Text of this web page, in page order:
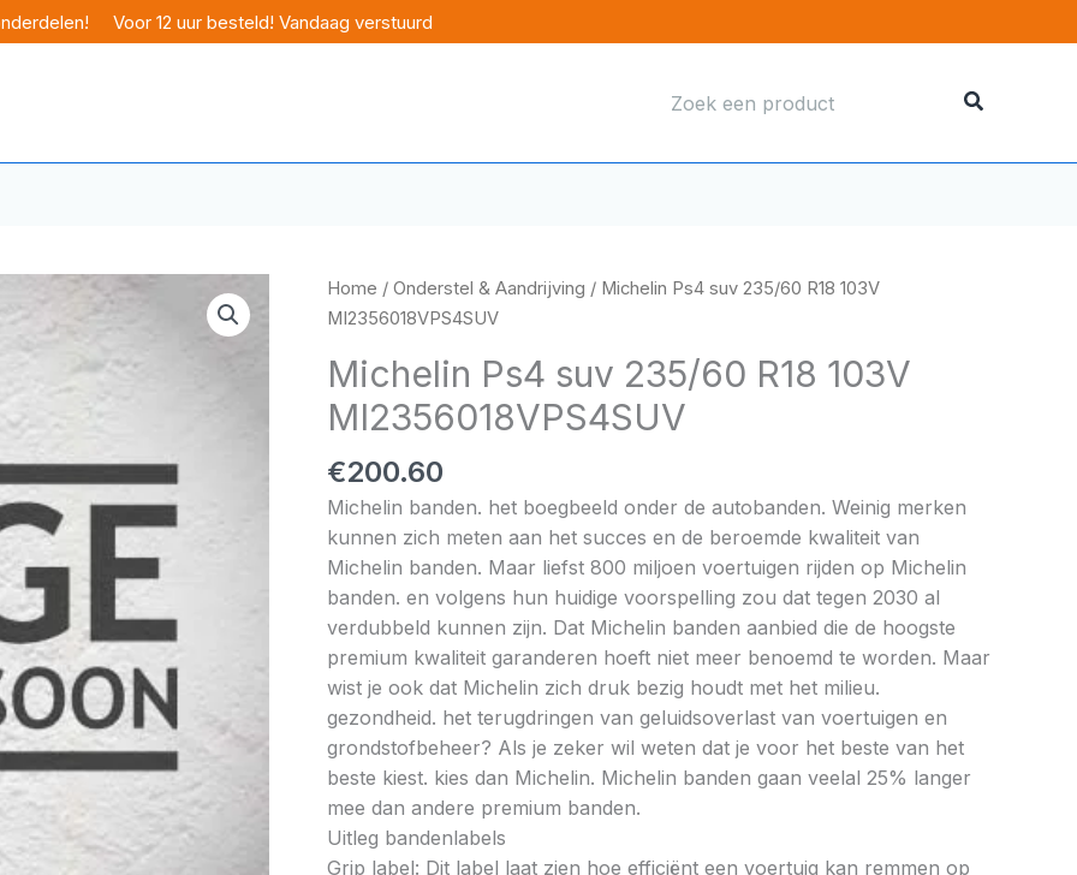
Voor 12 uur besteld! Vandaag verstuurd
naar:
Home / Onderstel & Aandrijving / Michelin Ps4 suv 235/60 R18 103V
MI2356018VPS4SUV
Michelin Ps4 suv 235/60 R18 103V
MI2356018VPS4SUV
€200.60
Michelin banden. het boegbeeld onder de autobanden. Weinig merken
kunnen zich meten aan het succes en de beroemde kwaliteit van
Michelin banden. Maar liefst 800 miljoen voertuigen rijden op Michelin
banden. en volgens hun huidige voorspelling zou dat tegen 2030 al
verdubbeld kunnen zijn. Dat Michelin banden aanbied die de hoogste
premium kwaliteit garanderen hoeft niet meer benoemd te worden. Maar
wist je ook dat Michelin zich druk bezig houdt met het milieu.
gezondheid. het terugdringen van geluidsoverlast van voertuigen en
grondstofbeheer? Als je zeker wil weten dat je voor het beste van het
beste kiest. kies dan Michelin. Michelin banden gaan veelal 25% langer
mee dan andere premium banden.
Uitleg bandenlabels
Grip label: Dit label laat zien hoe efficiënt een voertuig kan remmen op